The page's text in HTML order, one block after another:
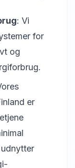
: Vi
for
og
er